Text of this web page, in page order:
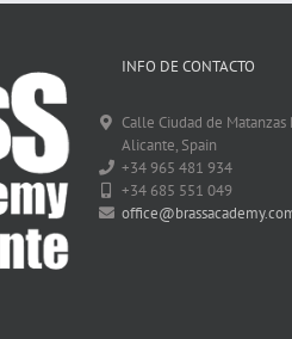
INFO DE CONTACTO
Calle Ciudad de Matanzas
Alicante, Spain
+34 965 481 934
+34 685 551 049